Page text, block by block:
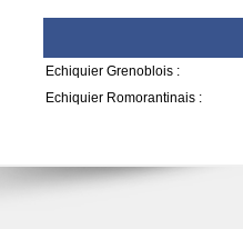
Echiquier Grenoblois :
Echiquier Romorantinais :